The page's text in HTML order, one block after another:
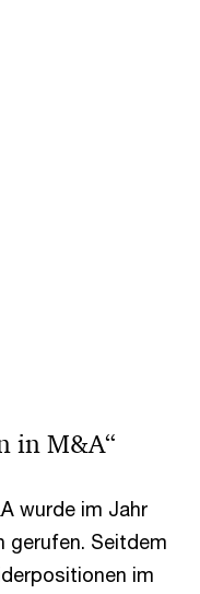
in M&A“
wurde im Jahr
gerufen. Seitdem
im